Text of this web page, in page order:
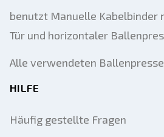
benutzt Manuelle Kabelbinder
Tür und horizontaler
Alle verwendeten
HILFE
Häufig gestellte Fragen